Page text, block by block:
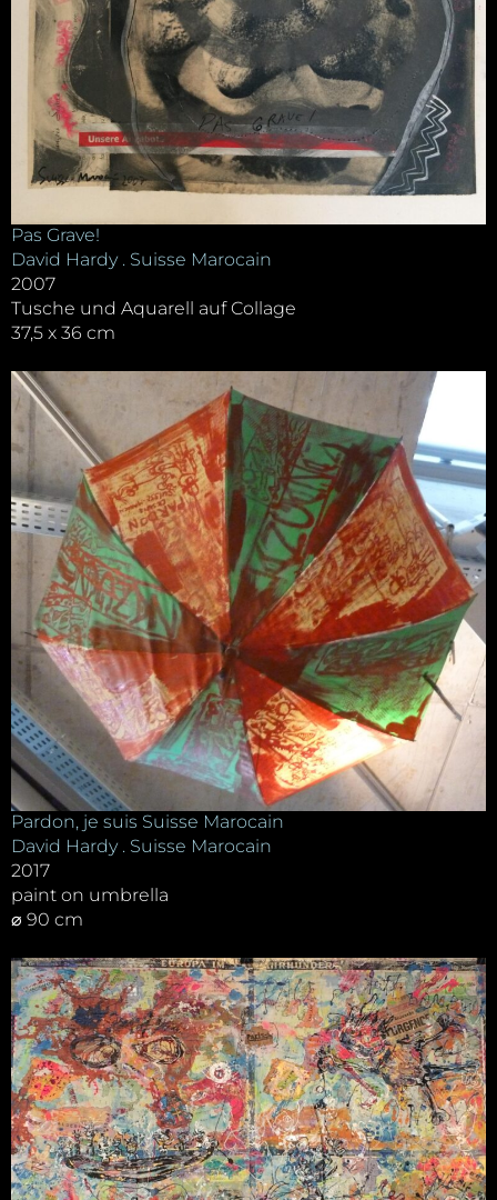
Pas Grave!
David Hardy . Suisse Marocain
2007
Tusche und Aquarell auf Collage
37,5 x 36 cm
Pardon, je suis Suisse Marocain
David Hardy . Suisse Marocain
2017
paint on umbrella
⌀ 90 cm